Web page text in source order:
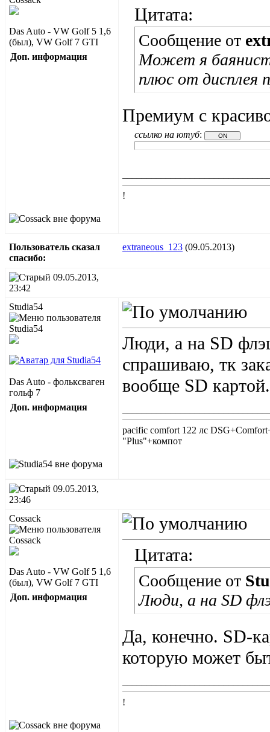
Das Auto - VW Golf 5 1,6
(был), VW Golf 7 GTI
Доп. информация
Цитата:
Сообщение от
Может я
плюс от дисплея
Премиум с
ссылко на ютуб:
!
Пользователь сказал
cпасибо:
extraneous_123 (09.05.2013)
09.05.2013,
23:42
Studia54
Das Auto - фольксваген
гольф 7
Доп. информация
Люди, а на SD
спрашиваю, тк
вообще SD картой.
pacific comfort 122 лс
"Plus"+компот
09.05.2013,
23:46
Cossack
Das Auto - VW Golf 5 1,6
(был), VW Golf 7 GTI
Доп. информация
Цитата:
Сообщение от
Люди, а на SD
Да, конечно. SD-
которую может
!